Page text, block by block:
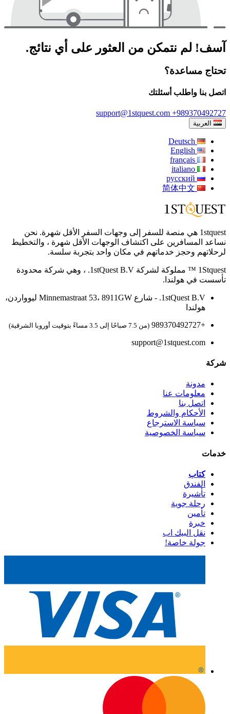
آسف! لم نتمكن من العثور على أي نتائج.
تحتاج مساعدة؟
اتصل بنا واطلب أسئلتك
support@1stquest.com +989370492727
العربية
1stquest هي منصة للسفر إلى وجهات السفر الأقل شهرة. نحن
نساعد المسافرين على اكتشاف الوجهات الأقل شهرة ، والتخطيط
لرحلاتهم وحجز خدماتهم في مكان واحد بتجربة سلسة.
1Stquest ™ مملوكة لشركة 1stQuest B.V. ، وهي شركة محدودة
تأسست في هولندا.
1stQuest B.V. - شارع Minnemastraat 53، 8911GW ليوواردن،
هولندا
+989370492727
(من 7.5 صباحًا إلى 3.5 مساءً بتوقيت أوروبا الشرقية)
support@1stquest.com
شركة
مدونة
معلومات عنا
اتصل بنا
الأحكام والشروط
سياسة الاسترجاع
سياسة الخصوصية
خدمات
كتاب
الفندق
تأشيرة
رحلة جوية
تأمين
خبرة
نقل البيك اب
جولة خاصة!